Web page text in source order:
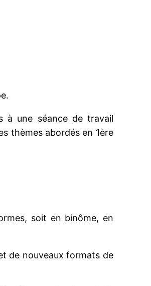
à une séance de travail
thèmes abordés en 1ère
soit en binôme, en
de nouveaux formats de